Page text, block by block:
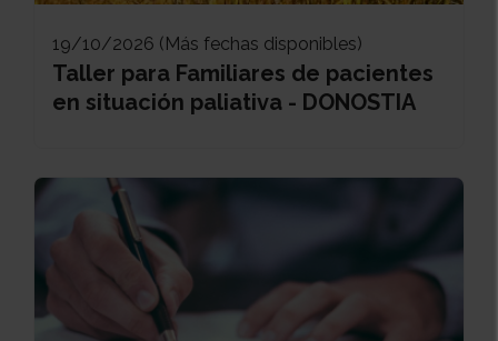
19/10/2026 (Más fechas disponibles)
Taller para Familiares de pacientes
en situación paliativa - DONOSTIA